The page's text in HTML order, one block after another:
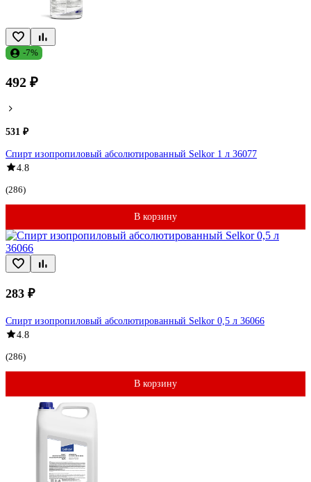
-7%
492 ₽
531 ₽
Спирт изопропиловый абсолютированный Selkor 1 л 36077
4.8
(286)
В корзину
283 ₽
Спирт изопропиловый абсолютированный Selkor 0,5 л 36066
4.8
(286)
В корзину